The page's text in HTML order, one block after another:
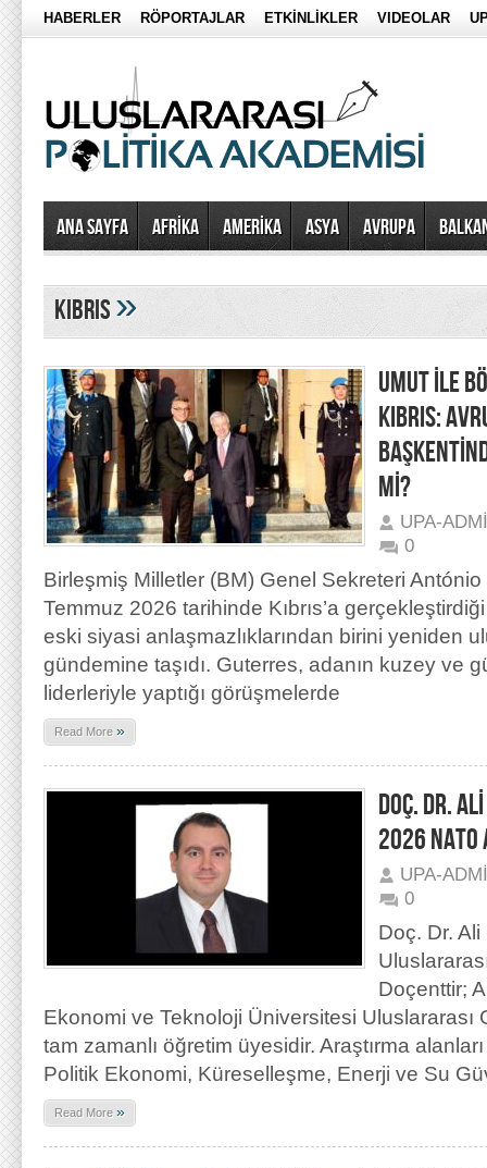
HABERLER RÖPORTAJLAR ETKİNLİKLER VIDEOLAR
Ana Sayfa AFRİKA AMERİKA ASYA AVRUPA
kıbrıs»
UMUT İLE
KIBRIS:
Mİ?
UPA-
0
Birleşmiş Milletler (BM) Genel Sekreteri António
Temmuz 2026 tarihinde Kıbrıs’a
eski siyasi anlaşmazlıklarından birini yeniden
gündemine taşıdı. Guterres, adanın kuzey ve
liderleriyle yaptığı görüşmelerde
Read More »
DOÇ. DR.
2026 NATO
UPA-
0
Doç. Dr.
Doçenttir;
Ekonomi ve Teknoloji Üniversitesi Uluslararası
tam zamanlı öğretim üyesidir. Araştırma
Politik Ekonomi, Küreselleşme, Enerji ve Su
Read More »